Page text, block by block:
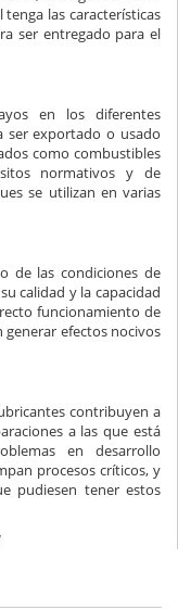
las características
ser entregado para el
en los diferentes
ser exportado o usado
como combustibles
normativos y de
se utilizan en varias
de las condiciones de
calidad y la capacidad
funcionamiento de
generar efectos nocivos
contribuyen a
a las que está
en desarrollo
procesos críticos, y
pudiesen tener estos